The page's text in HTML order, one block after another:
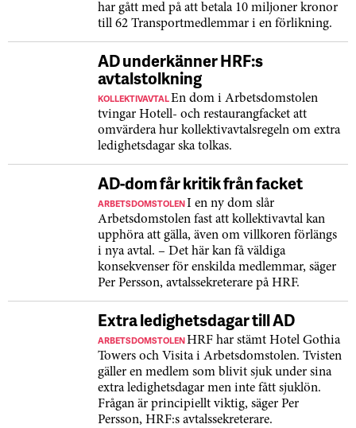
har gått med på att betala 10 miljoner kronor
till 62 Transportmedlemmar i en förlikning.
AD underkänner HRF:s
avtalstolkning
KOLLEKTIVAVTALEn dom i Arbetsdomstolen
tvingar Hotell- och restaurangfacket att
omvärdera hur kollektivavtalsregeln om extra
ledighetsdagar ska tolkas.
AD-dom får kritik från facket
ARBETSDOMSTOLENI en ny dom slår
Arbetsdomstolen fast att kollektivavtal kan
upphöra att gälla, även om villkoren förlängs
i nya avtal. – Det här kan få väldiga
konsekvenser för enskilda medlemmar, säger
Per Persson, avtalssekreterare på HRF.
Extra ledighetsdagar till AD
ARBETSDOMSTOLENHRF har stämt Hotel Gothia
Towers och Visita i Arbetsdomstolen. Tvisten
gäller en medlem som blivit sjuk under sina
extra ledighetsdagar men inte fått sjuklön.
Frågan är principiellt viktig, säger Per
Persson, HRF:s avtalssekreterare.